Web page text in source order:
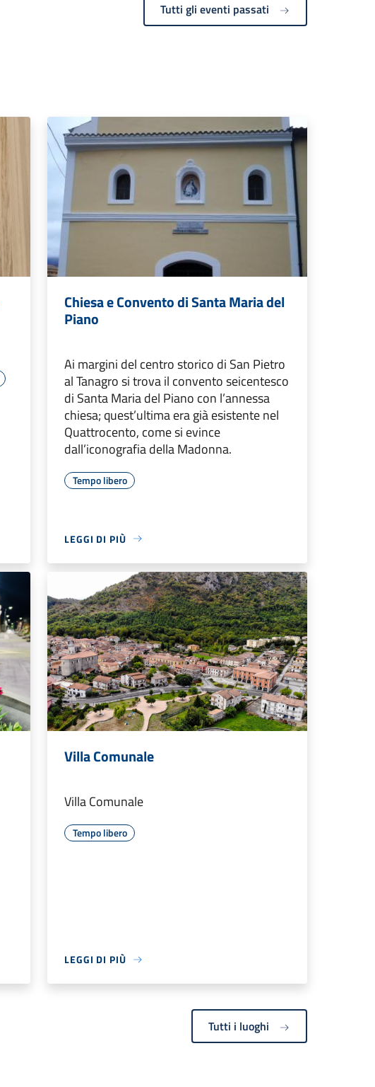
Tutti gli eventi passati
Chiesa e Convento di Santa Maria del
Piano
Ai margini del centro storico di San Pietro
al Tanagro si trova il convento seicentesco
di Santa Maria del Piano con l’annessa
chiesa; quest’ultima era già esistente nel
Quattrocento, come si evince
dall’iconografia della Madonna.
Tempo libero
LEGGI DI PIÙ
Villa Comunale
Villa Comunale
Tempo libero
LEGGI DI PIÙ
Tutti i luoghi